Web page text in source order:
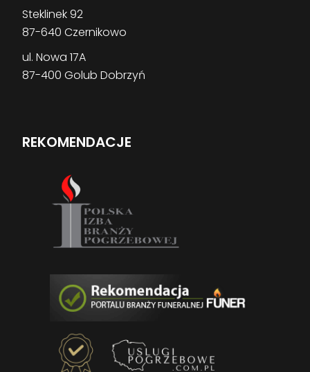
Steklinek 92
87-640 Czernikowo
ul. Nowa 17A
87-400 Golub Dobrzyń
REKOMENDACJE